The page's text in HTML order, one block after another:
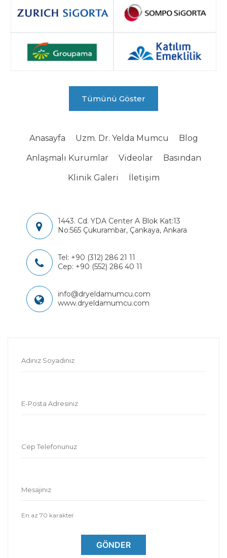
Tümünü Göster
Anasayfa Uzm. Dr. Yelda Mumcu Blog
Anlaşmalı Kurumlar Videolar Basından
Klinik Galeri İletişim
1443. Cd. YDA Center A Blok Kat:13
No:565 Çukurambar, Çankaya, Ankara
Tel: +90 (312) 286 21 11
Cep: +90 (552) 286 40 11
info@dryeldamumcu.com
www.dryeldamumcu.com
Adınız Soyadınız
E-Posta Adresiniz
Cep Telefonunuz
Mesajınız
En az 70 karakter
GÖNDER